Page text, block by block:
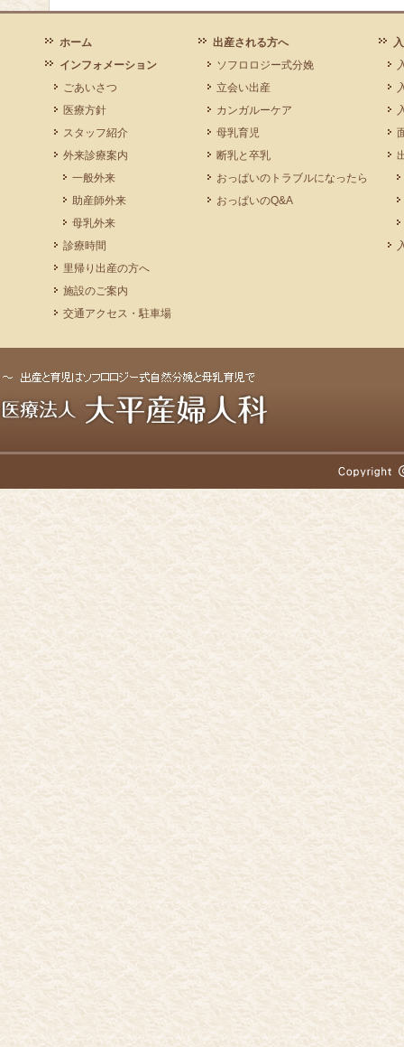
ホーム
インフォメーション
ごあいさつ
医療方針
スタッフ紹介
外来診療案内
一般外来
助産師外来
母乳外来
診療時間
里帰り出産の方へ
施設のご案内
交通アクセス・駐車場
出産される方へ
ソフロロジー式分娩
立会い出産
カンガルーケア
母乳育児
断乳と卒乳
おっぱいのトラブルになったら
おっぱいのQ&A